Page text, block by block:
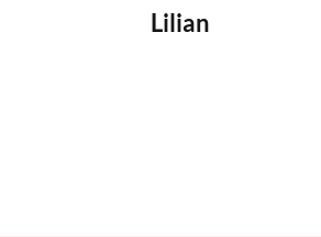
Lilian